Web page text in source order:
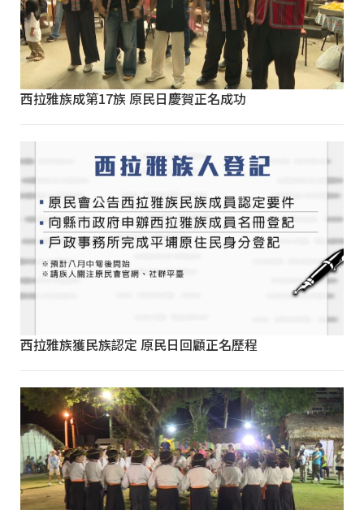
西拉雅族成第17族 原民日慶賀正名成功
西拉雅族獲民族認定 原民日回顧正名歷程